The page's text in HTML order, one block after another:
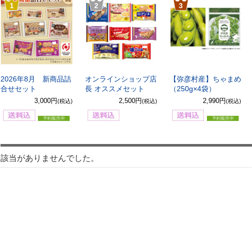
1
2026年8月 新商品詰
合せセット
3,000円(税込)
2
オンラインショップ店
長 オススメセット
2,500円(税込)
3
【弥彦村産】ちゃまめ
（250g×4袋）
2,990円(税込)
該当がありませんでした。